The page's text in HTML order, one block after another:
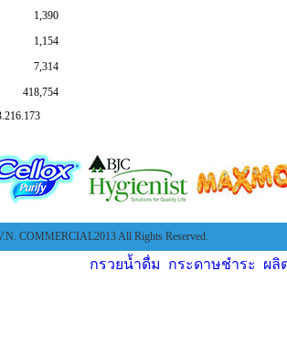
1,390
1,154
7,314
418,754
COMMERCIAL2013 All Rights Reserved.
กรวยน้ำดื่ม กระดาษชำระ ผลิ